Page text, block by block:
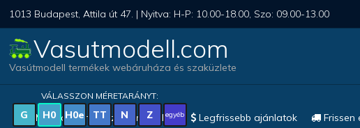
1013 Budapest, Attila út 47. | Nyitva: H-P: 10.00-18.00, Szo: 09.00-13.00
Vasutmodell.com
Vasútmodell termékek webáruháza és szaküzlete
VÁLASSZON MÉRETARÁNYT:
G H0 H0e TT N Z egyéb
Magyar vonatkozású modellek
Legfrissebb ajánlatok Frissen